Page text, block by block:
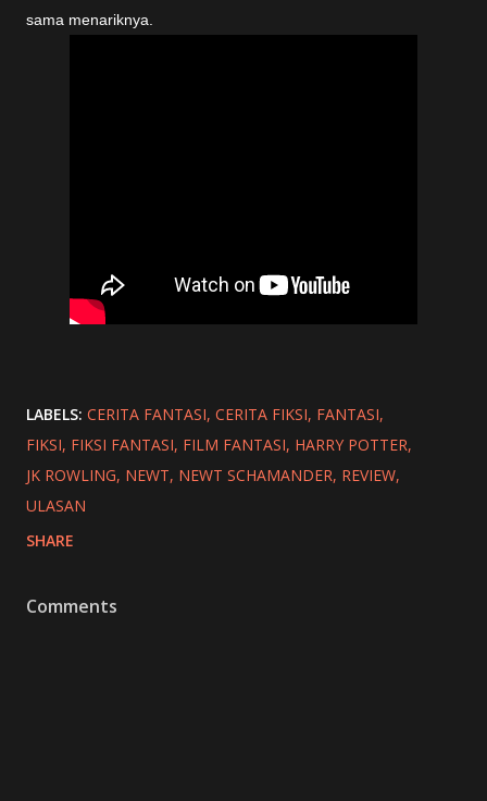
sama menariknya.
LABELS: CERITA FANTASI CERITA FIKSI FANTASI
FIKSI FIKSI FANTASI FILM FANTASI HARRY POTTER
JK ROWLING NEWT NEWT SCHAMANDER REVIEW
ULASAN
SHARE
Comments